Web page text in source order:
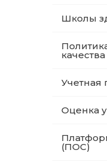
Школы
качества
Учетная
Оценка
(ПОС)